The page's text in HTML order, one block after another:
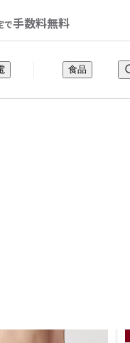
で手数料無料
食品